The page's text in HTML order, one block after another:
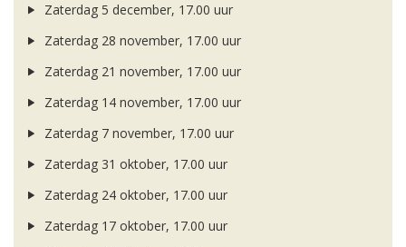
Zaterdag 5 december, 17.00 uur
Zaterdag 28 november, 17.00 uur
Zaterdag 21 november, 17.00 uur
Zaterdag 14 november, 17.00 uur
Zaterdag 7 november, 17.00 uur
Zaterdag 31 oktober, 17.00 uur
Zaterdag 24 oktober, 17.00 uur
Zaterdag 17 oktober, 17.00 uur